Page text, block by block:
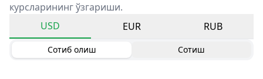
курсларининг ўзгариши.
USD
EUR RUB
Сотиб олиш Сотиш